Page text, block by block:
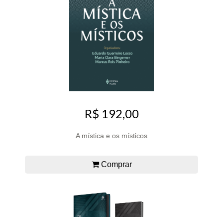
R$ 192,00
A mística e os místicos
Comprar